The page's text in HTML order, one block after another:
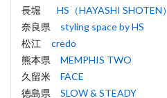
長堀 HS（HAYASHI SHOTEN）
奈良県 styling space by HS
松江 credo
熊本県 MEMPHIS TWO
久留米 FACE
徳島県 SLOW & STEADY